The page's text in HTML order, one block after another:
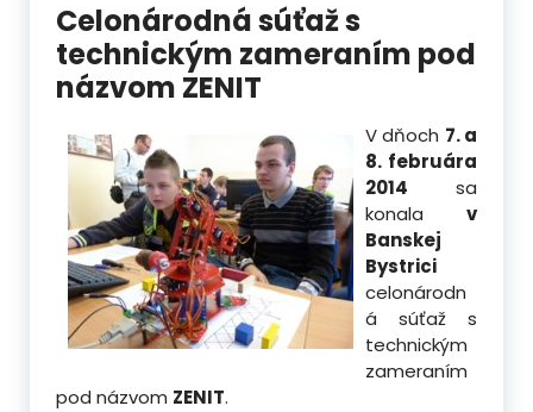
Celonárodná súťaž s
technickým zameraním pod
názvom ZENIT
V dňoch 7. a
8. februára
2014 sa
konala v
Banskej
Bystrici
celonárodn
á súťaž s
technickým
zameraním
pod názvom ZENIT.